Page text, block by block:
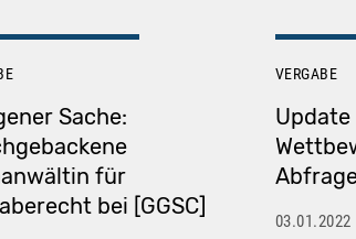
Sache:
für
bei [GGSC]
VERGABE
Update
03.01.2022